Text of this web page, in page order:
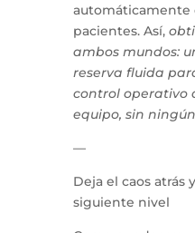
automáticamente
pacientes. Así,
ambos mundos:
reserva fluida
control operativo
equipo, sin
—
Deja el caos atrás
siguiente nivel